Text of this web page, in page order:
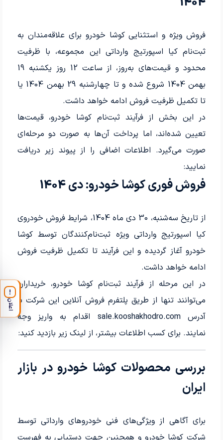
فروش ویژه و استثنایی کوشا خودرو برای علاقه‌مندان به
ثبت‌نام کیا اسپورتیج وارداتی این مجموعه، با ظرفیت
محدود و قیمت‌های به‌روز، از ساعت 12 روز یکشنبه 19
بهمن 1404 شروع شده و تا چهارشنبه 29 بهمن 1404 یا
تا تکمیل ظرفیت فروش ادامه خواهد داشت.
در این بخش از فرآیند ثبت‌نام کوشا خودرو، قیمت‌ها
تعیین ‌شده‌اند، اما پرداخت آن‌ها به صورت دو مرحله‌ای
صورت می‌گیرد. اطلاعات اضافی را از پیوند زیر دریافت
نمایید:
فروش فوری کوشا خودرو: دی 1404
از تاریخ سه‌شنبه، 30 دی ماه 1404، شرایط فروش خودروی
کیا اسپورتیج وارداتی ویژه ثبت‌نام‌کنندگان توسط کوشا
خودرو آغاز گردیده و این فرآیند تا تکمیل ظرفیت فروش
ادامه خواهد داشت.
در این مرحله از فرآیند ثبت‌نام کوشا خودرو، خریداران
می‌توانند تنها از طریق پلتفرم فروش آنلاین این شرکت با
آدرس sale.kooshakhodro.com اقدام به واریز وجه
نمایند. برای کسب اطلاعات بیشتر، از لینک زیر بازدید کنید:
بررسی محصولات کوشا خودرو در بازار
ایران
برای آگاهی از ویژگی‌های فنی خودروهای وارداتی توسط
شرکت کوشا خودرو و همچنین جهت دستیابی به فهرست
!
اعلان